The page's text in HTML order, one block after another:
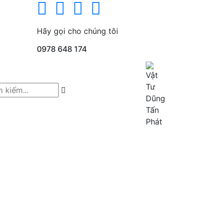
Hãy gọi cho chúng tôi
0978 648 174
công nghiệp của nhiều hãng nổi tiếng trên thế giới